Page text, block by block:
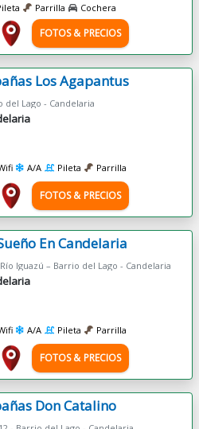
Parrilla Cochera
FOTOS & PRECIOS
Los Agapantus
del Lago - Candelaria
A/A Pileta Parrilla
FOTOS & PRECIOS
En Candelaria
Iguazú – Barrio del Lago - Candelaria
A/A Pileta Parrilla
FOTOS & PRECIOS
Don Catalino